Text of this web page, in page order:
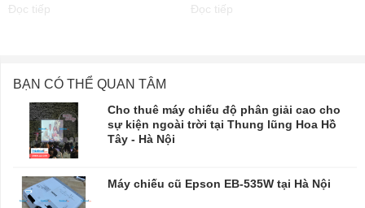
Đọc tiếp
Đọc tiếp
BẠN CÓ THỂ QUAN TÂM
Cho thuê máy chiếu độ phân giải cao cho
sự kiện ngoài trời tại Thung lũng Hoa Hồ
Tây - Hà Nội
Máy chiếu cũ Epson EB-535W tại Hà Nội